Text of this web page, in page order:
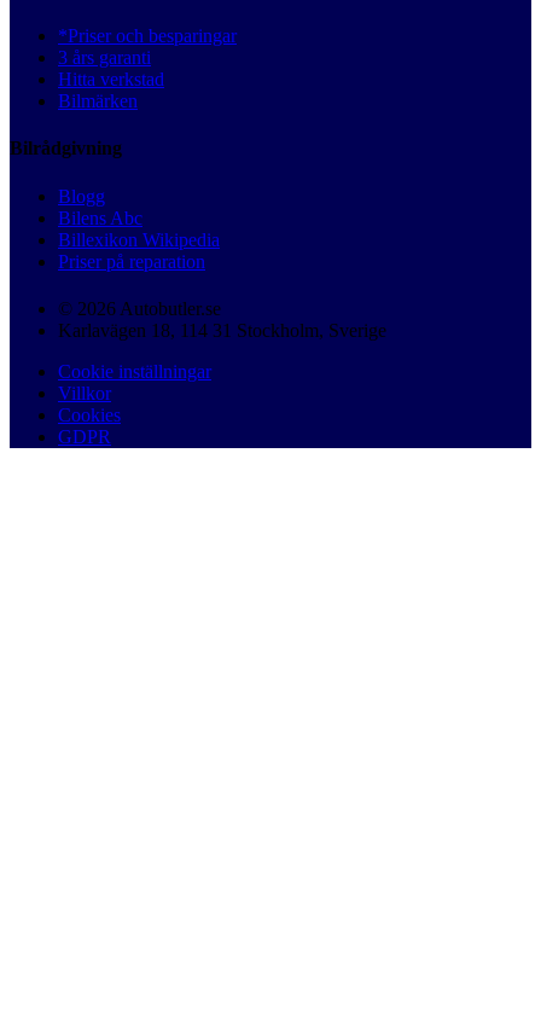
*Priser och besparingar
3 års garanti
Hitta verkstad
Bilmärken
Bilrådgivning
Blogg
Bilens Abc
Billexikon Wikipedia
Priser på reparation
© 2026 Autobutler.se
Karlavägen 18, 114 31 Stockholm, Sverige
Cookie inställningar
Villkor
Cookies
GDPR